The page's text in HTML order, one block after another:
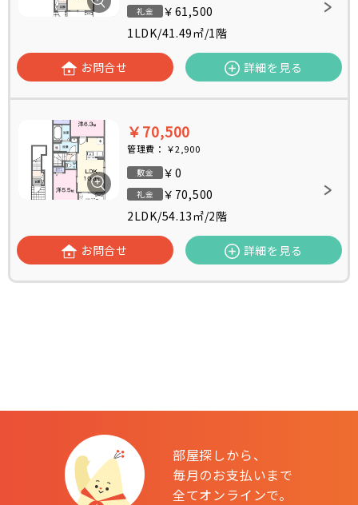
礼金
￥61,500
1LDK/41.49㎡/1階
お問合せ 詳細を見る
￥70,500
管理費： ￥2,900
敷金 ￥0
礼金
￥70,500
2LDK/54.13㎡/2階
お問合せ 詳細を見る
部屋探しから、
毎月のお支払いまで
全てオンラインで。